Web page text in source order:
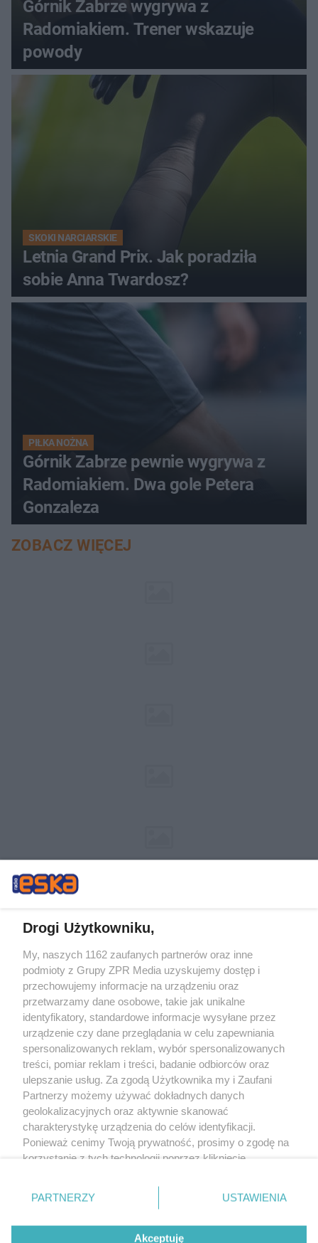
Górnik Zabrze wygrywa z
Radomiakiem. Trener wskazuje
powody
SKOKI NARCIARSKIE
Letnia Grand Prix. Jak poradziła
sobie Anna Twardosz?
PIŁKA NOŻNA
Górnik Zabrze pewnie wygrywa z
Radomiakiem. Dwa gole Petera
Gonzaleza
ZOBACZ WIĘCEJ
Żaden utwór zamieszczony w serwisie nie może być powielany i
rozpowszechniany lub dalej rozpowszechniany w jakikolwiek sposób (w
tym także elektroniczny lub mechaniczny) na jakimkolwiek polu
eksploatacji w jakiejkolwiek formie, włącznie z umieszczaniem w Internecie
bez pisemnej zgody właściciela praw. Jakiekolwiek użycie lub
wykorzystanie utworów w całości lub w części z naruszeniem prawa, tzn.
bez właściwej zgody, jest zabronione pod groźbą kary i może być ścigane
prawnie.
O nas
Drogi Użytkowniku,
My, naszych 1162 zaufanych partnerów oraz inne
podmioty z Grupy ZPR Media uzyskujemy dostęp i
przechowujemy informacje na urządzeniu oraz
przetwarzamy dane osobowe, takie jak unikalne
identyfikatory, standardowe informacje wysyłane przez
urządzenie czy dane przeglądania w celu zapewniania
spersonalizowanych reklam, wybór spersonalizowanych
treści, pomiar reklam i treści, badanie odbiorców oraz
ulepszanie usług. Za zgodą Użytkownika my i Zaufani
Partnerzy możemy używać dokładnych danych
geolokalizacyjnych oraz aktywnie skanować
charakterystykę urządzenia do celów identyfikacji.
Ponieważ cenimy Twoją prywatność, prosimy o zgodę na
korzystanie z tych technologii poprzez kliknięcie
zmienić/wycofać klikając przycisk ustawień prywatności
znajdujący się w lewym dolnym rogu strony
rodzaje przetwarzania danych nie wymagają zgody
użytkownika, ale masz prawo sprzeciwić się takiemu
PARTNERZY USTAWIENIA
Akceptuję